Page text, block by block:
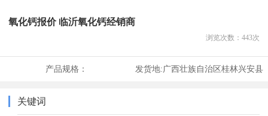
氧化钙报价 临沂氧化钙经销商
浏览次数： 443次
产品规格： 发货地:广西壮族自治区桂林兴安县
关键词